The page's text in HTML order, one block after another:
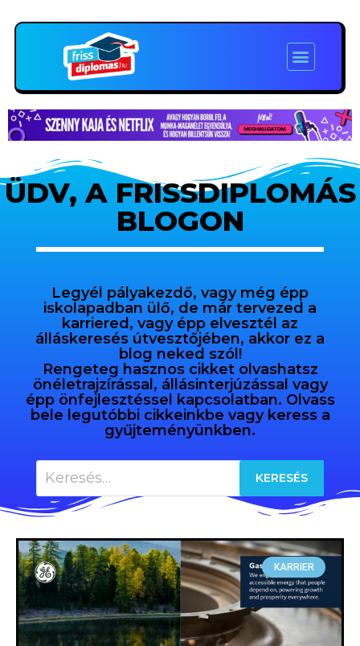
ÜDV, A FRISSDIPLOMÁS
BLOGON
Legyél pályakezdő, vagy még épp
iskolapadban ülő, de már tervezed a
karriered, vagy épp elvesztél az
álláskeresés útvesztőjében, akkor ez a
blog neked szól!
Rengeteg hasznos cikket olvashatsz
önéletrajzírással, állásinterjúzással vagy
épp önfejlesztéssel kapcsolatban. Olvass
bele legutóbbi cikkeinkbe vagy keress a
gyűjteményünkben.
KARRIER